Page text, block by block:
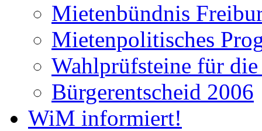
Mietenbündnis
Mietenpolitisches
Wahlprüfsteine für
Bürgerentscheid 2006
WiM informiert!